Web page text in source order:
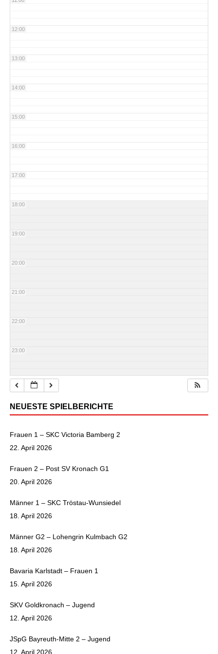
12:00
13:00
14:00
15:00
16:00
17:00
18:00
19:00
20:00
21:00
22:00
23:00
NEUESTE SPIELBERICHTE
Frauen 1 – SKC Victoria Bamberg 2
22. April 2026
Frauen 2 – Post SV Kronach G1
20. April 2026
Männer 1 – SKC Tröstau-Wunsiedel
18. April 2026
Männer G2 – Lohengrin Kulmbach G2
18. April 2026
Bavaria Karlstadt – Frauen 1
15. April 2026
SKV Goldkronach – Jugend
12. April 2026
JSpG Bayreuth-Mitte 2 – Jugend
12. April 2026